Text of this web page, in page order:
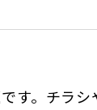
す。チラ